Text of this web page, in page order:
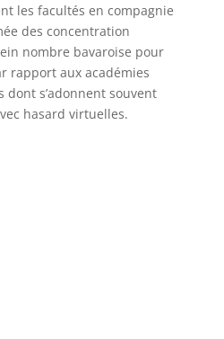
les facultés en compagnie
des concentration
nombre bavaroise pour
rapport aux académies
dont s’adonnent souvent
hasard virtuelles.